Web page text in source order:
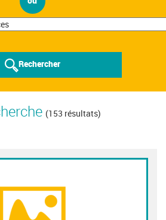
Rechercher
(153 résultats)